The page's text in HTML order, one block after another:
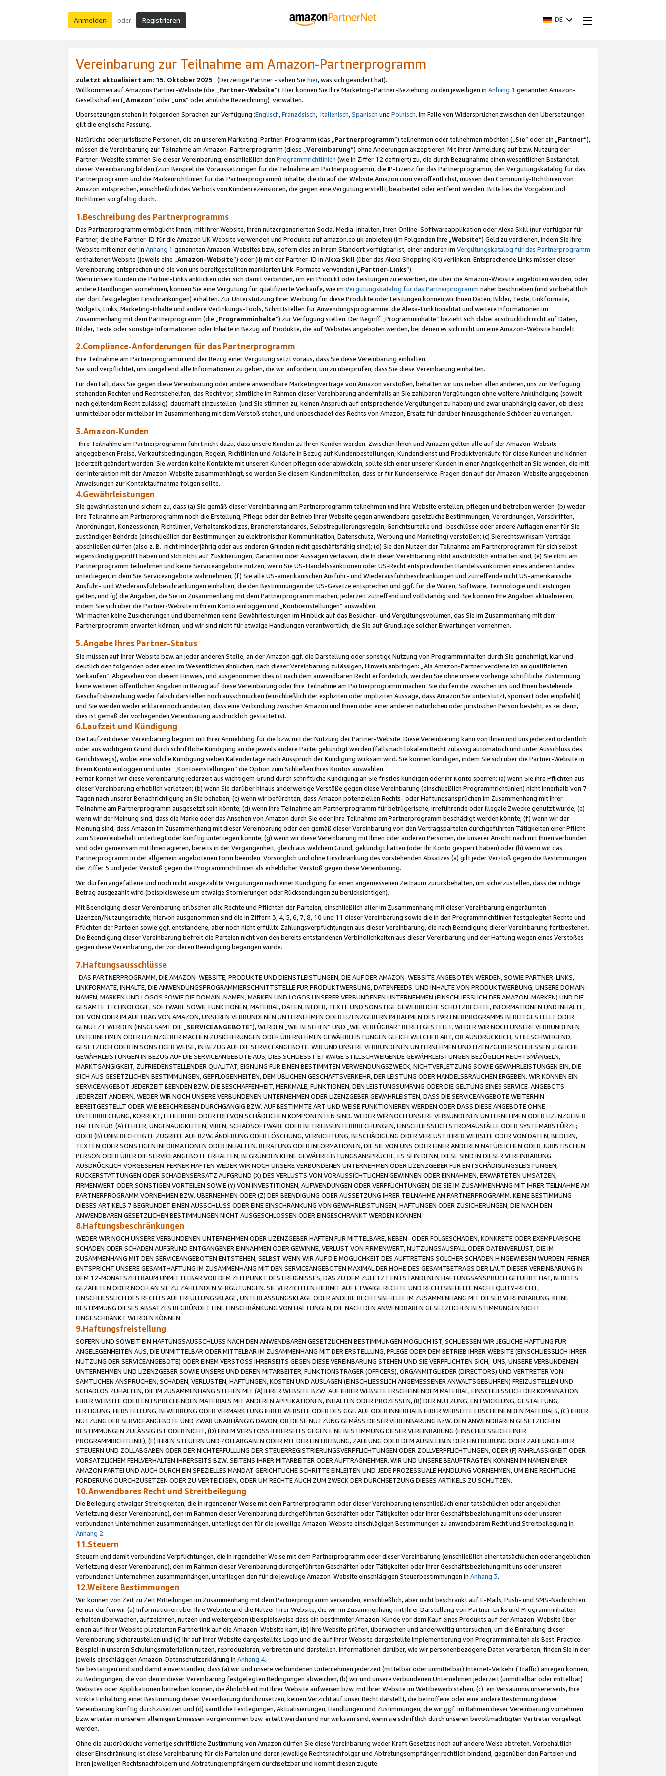
Anmelden oder Registrieren DE
Vereinbarung zur Teilnahme am Amazon-Partnerprogramm
zuletzt aktualisiert am: 15. Oktober 2025 (Derzeitige Partner - sehen Sie hier, was sich geändert hat).
Willkommen auf Amazons Partner-Website (die „Partner-Website“). Hier können Sie Ihre Marketing-Partner-Beziehung zu den jeweiligen in Anhang 1 genannten Amazon-
Gesellschaften („Amazon“ oder „uns“ oder ähnliche Bezeichnung) verwalten.
Übersetzungen stehen in folgenden Sprachen zur Verfügung :Englisch,Französisch, Italienisch,Spanisch und Polnisch. Im Falle von Widersprüchen zwischen den Übersetzungen
gilt die englische Fassung.
Natürliche oder juristische Personen, die an unserem Marketing-Partner-Programm (das „Partnerprogramm“) teilnehmen oder teilnehmen möchten („Sie“ oder ein „Partner“),
müssen die Vereinbarung zur Teilnahme am Amazon-Partnerprogramm (diese „Vereinbarung“) ohne Änderungen akzeptieren. Mit Ihrer Anmeldung auf bzw. Nutzung der
Partner-Website stimmen Sie dieser Vereinbarung, einschließlich den Programmrichtlinien (wie in Ziffer 12 definiert) zu, die durch Bezugnahme einen wesentlichen Bestandteil
dieser Vereinbarung bilden (zum Beispiel die Voraussetzungen für die Teilnahme am Partnerprogramm, die IP-Lizenz für das Partnerprogramm, den Vergütungskatalog für das
Partnerprogramm und die Markenrichtlinien für das Partnerprogramm). Inhalte, die du auf der Website Amazon.com veröffentlichst, müssen den Community-Richtlinien von
Amazon entsprechen, einschließlich des Verbots von Kundenrezensionen, die gegen eine Vergütung erstellt, bearbeitet oder entfernt werden. Bitte lies die Vorgaben und
Richtlinien sorgfältig durch.
1.Beschreibung des Partnerprogramms
Das Partnerprogramm ermöglicht Ihnen, mit Ihrer Website, Ihren nutzergenerierten Social Media-Inhalten, Ihren Online-Softwareapplikation oder Alexa Skill (nur verfügbar für
Partner, die eine Partner-ID für die Amazon UK Website verwenden und Produkte auf amazon.co.uk anbieten) (im Folgenden Ihre „ Website“) Geld zu verdienen, indem Sie Ihre
Website mit einer der in Anhang 1 genannten Amazon-Websites bzw., sofern dies an Ihrem Standort verfügbar ist, einer anderen im Vergütungskatalog für das Partnerprogramm
enthaltenen Website (jeweils eine „ Amazon-Website“) oder (ii) mit der Partner-ID in Alexa Skill (über das Alexa Shopping Kit) verlinken. Entsprechende Links müssen dieser
Vereinbarung entsprechen und die von uns bereitgestellten markierten Link-Formate verwenden („ Partner-Links“).
Wenn unsere Kunden die Partner-Links anklicken oder sich damit verbinden, um ein Produkt oder Leistungen zu erwerben, die über die Amazon-Website angeboten werden, oder
andere Handlungen vornehmen, können Sie eine Vergütung für qualifizierte Verkäufe, wie im Vergütungskatalog für das Partnerprogramm näher beschrieben (und vorbehaltlich
der dort festgelegten Einschränkungen) erhalten. Zur Unterstützung Ihrer Werbung für diese Produkte oder Leistungen können wir Ihnen Daten, Bilder, Texte, Linkformate,
Widgets, Links, Marketing-Inhalte und andere Verlinkungs-Tools, Schnittstellen für Anwendungsprogramme, die Alexa-Funktionalität und weitere Informationen im
Zusammenhang mit dem Partnerprogramm (die „ Programminhalte“) zur Verfügung stellen. Der Begriff „Programminhalte“ bezieht sich dabei ausdrücklich nicht auf Daten,
Bilder, Texte oder sonstige Informationen oder Inhalte in Bezug auf Produkte, die auf Websites angeboten werden, bei denen es sich nicht um eine Amazon-Website handelt.
2.Compliance-Anforderungen für das Partnerprogramm
Ihre Teilnahme am Partnerprogramm und der Bezug einer Vergütung setzt voraus, dass Sie diese Vereinbarung einhalten.
Sie sind verpflichtet, uns umgehend alle Informationen zu geben, die wir anfordern, um zu überprüfen, dass Sie diese Vereinbarung einhalten.
Für den Fall, dass Sie gegen diese Vereinbarung oder andere anwendbare Marketingverträge von Amazon verstoßen, behalten wir uns neben allen anderen, uns zur Verfügung
stehenden Rechten und Rechtsbehelfen, das Recht vor, sämtliche im Rahmen dieser Vereinbarung andernfalls an Sie zahlbaren Vergütungen ohne weitere Ankündigung (soweit
nach geltendem Recht zulässig) dauerhaft einzustellen (und Sie stimmen zu, keinen Anspruch auf entsprechende Vergütungen zu haben) und zwar unabhängig davon, ob diese
unmittelbar oder mittelbar im Zusammenhang mit dem Verstoß stehen, und unbeschadet des Rechts von Amazon, Ersatz für darüber hinausgehende Schäden zu verlangen.
3.Amazon-Kunden
Ihre Teilnahme am Partnerprogramm führt nicht dazu, dass unsere Kunden zu Ihren Kunden werden. Zwischen Ihnen und Amazon gelten alle auf der Amazon-Website
angegebenen Preise, Verkaufsbedingungen, Regeln, Richtlinien und Abläufe in Bezug auf Kundenbestellungen, Kundendienst und Produktverkäufe für diese Kunden und können
jederzeit geändert werden. Sie werden keine Kontakte mit unseren Kunden pflegen oder abwickeln; sollte sich einer unserer Kunden in einer Angelegenheit an Sie wenden, die mit
der Interaktion mit der Amazon-Website zusammenhängt, so werden Sie diesem Kunden mitteilen, dass er für Kundenservice-Fragen den auf der Amazon-Website angegebenen
Anweisungen zur Kontaktaufnahme folgen sollte.
4.Gewährleistungen
Sie gewährleisten und sichern zu, dass (a) Sie gemäß dieser Vereinbarung am Partnerprogramm teilnehmen und Ihre Website erstellen, pflegen und betreiben werden; (b) weder
Ihre Teilnahme am Partnerprogramm noch die Erstellung, Pflege oder der Betrieb Ihrer Website gegen anwendbare gesetzliche Bestimmungen, Verordnungen, Vorschriften,
Anordnungen, Konzessionen, Richtlinien, Verhaltenskodizes, Branchenstandards, Selbstregulierungsregeln, Gerichtsurteile und -beschlüsse oder andere Auflagen einer für Sie
zuständigen Behörde (einschließlich der Bestimmungen zu elektronischer Kommunikation, Datenschutz, Werbung und Marketing) verstoßen; (c) Sie rechtswirksam Verträge
abschließen dürfen (also z. B. nicht minderjährig oder aus anderen Gründen nicht geschäftsfähig sind); (d) Sie den Nutzen der Teilnahme am Partnerprogramm für sich selbst
eigenständig geprüft haben und sich nicht auf Zusicherungen, Garantien oder Aussagen verlassen, die in dieser Vereinbarung nicht ausdrücklich enthalten sind; (e) Sie nicht am
Partnerprogramm teilnehmen und keine Serviceangebote nutzen, wenn Sie US-Handelssanktionen oder US-Recht entsprechenden Handelssanktionen eines anderen Landes
unterliegen, in dem Sie Serviceangebote wahrnehmen; (f) Sie alle US-amerikanischen Ausfuhr- und Wiederausfuhrbeschränkungen und zutreffende nicht US-amerikanische
Ausfuhr- und Wiederausfuhrbeschränkungen einhalten, die den Bestimmungen der US-Gesetze entsprechen und ggf. für die Waren, Software, Technologie und Leistungen
gelten, und (g) die Angaben, die Sie im Zusammenhang mit dem Partnerprogramm machen, jederzeit zutreffend und vollständig sind. Sie können Ihre Angaben aktualisieren,
indem Sie sich über die Partner-Website in Ihrem Konto einloggen und „Kontoeinstellungen“ auswählen.
Wir machen keine Zusicherungen und übernehmen keine Gewährleistungen im Hinblick auf das Besucher- und Vergütungsvolumen, das Sie im Zusammenhang mit dem
Partnerprogramm erwarten können, und wir sind nicht für etwaige Handlungen verantwortlich, die Sie auf Grundlage solcher Erwartungen vornehmen.
5.Angabe Ihres Partner-Status
Sie müssen auf Ihrer Website bzw. an jeder anderen Stelle, an der Amazon ggf. die Darstellung oder sonstige Nutzung von Programminhalten durch Sie genehmigt, klar und
deutlich den folgenden oder einen im Wesentlichen ähnlichen, nach dieser Vereinbarung zulässigen, Hinweis anbringen: „Als Amazon-Partner verdiene ich an qualifizierten
Verkäufen“. Abgesehen von diesem Hinweis, und ausgenommen dies ist nach dem anwendbaren Recht erforderlich, werden Sie ohne unsere vorherige schriftliche Zustimmung
keine weiteren öffentlichen Angaben in Bezug auf diese Vereinbarung oder Ihre Teilnahme am Partnerprogramm machen. Sie dürfen die zwischen uns und Ihnen bestehende
Geschäftsbeziehung weder falsch darstellen noch ausschmücken (einschließlich der expliziten oder impliziten Aussage, dass Amazon Sie unterstützt, sponsert oder empfiehlt)
und Sie werden weder erklären noch andeuten, dass eine Verbindung zwischen Amazon und Ihnen oder einer anderen natürlichen oder juristischen Person besteht, es sei denn,
dies ist gemäß der vorliegenden Vereinbarung ausdrücklich gestattet ist.
6.Laufzeit und Kündigung
Die Laufzeit dieser Vereinbarung beginnt mit Ihrer Anmeldung für die bzw. mit der Nutzung der Partner-Website. Diese Vereinbarung kann von Ihnen und uns jederzeit ordentlich
oder aus wichtigem Grund durch schriftliche Kündigung an die jeweils andere Partei gekündigt werden (falls nach lokalem Recht zulässig automatisch und unter Ausschluss des
Gerichtswegs), wobei eine solche Kündigung sieben Kalendertage nach Ausspruch der Kündigung wirksam wird. Sie können kündigen, indem Sie sich über die Partner-Website in
Ihrem Konto einloggen und unter „Kontoeinstellungen“ die Option zum Schließen Ihres Kontos auswählen.
Ferner können wir diese Vereinbarung jederzeit aus wichtigem Grund durch schriftliche Kündigung an Sie fristlos kündigen oder Ihr Konto sperren: (a) wenn Sie Ihre Pflichten aus
dieser Vereinbarung erheblich verletzen; (b) wenn Sie darüber hinaus anderweitige Verstöße gegen diese Vereinbarung (einschließlich Programmrichtlinien) nicht innerhalb von 7
Tagen nach unserer Benachrichtigung an Sie beheben; (c) wenn wir befürchten, dass Amazon potenziellen Rechts- oder Haftungsansprüchen im Zusammenhang mit Ihrer
Teilnahme am Partnerprogramm ausgesetzt sein könnte; (d) wenn Ihre Teilnahme am Partnerprogramm für betrügerische, irreführende oder illegale Zwecke genutzt wurde; (e)
wenn wir der Meinung sind, dass die Marke oder das Ansehen von Amazon durch Sie oder Ihre Teilnahme am Partnerprogramm beschädigt werden könnte; (f) wenn wir der
Meinung sind, dass Amazon im Zusammenhang mit dieser Vereinbarung oder den gemäß dieser Vereinbarung von den Vertragsparteien durchgeführten Tätigkeiten einer Pflicht
zum Steuereinbehalt unterliegt oder künftig unterliegen könnte; (g) wenn wir diese Vereinbarung mit Ihnen oder anderen Personen, die unserer Ansicht nach mit Ihnen verbunden
sind oder gemeinsam mit Ihnen agieren, bereits in der Vergangenheit, gleich aus welchem Grund, gekündigt hatten (oder Ihr Konto gesperrt haben) oder (h) wenn wir das
Partnerprogramm in der allgemein angebotenen Form beenden. Vorsorglich und ohne Einschränkung des vorstehenden Absatzes (a) gilt jeder Verstoß gegen die Bestimmungen
der Ziffer 5 und jeder Verstoß gegen die Programmrichtlinien als erheblicher Verstoß gegen diese Vereinbarung.
Wir dürfen angefallene und noch nicht ausgezahlte Vergütungen nach einer Kündigung für einen angemessenen Zeitraum zurückbehalten, um sicherzustellen, dass der richtige
Betrag ausgezahlt wird (beispielsweise um etwaige Stornierungen oder Rücksendungen zu berücksichtigen).
Mit Beendigung dieser Vereinbarung erlöschen alle Rechte und Pflichten der Parteien, einschließlich aller im Zusammenhang mit dieser Vereinbarung eingeräumten
Lizenzen/Nutzungsrechte; hiervon ausgenommen sind die in Ziffern 3, 4, 5, 6, 7, 8, 10 und 11 dieser Vereinbarung sowie die in den Programmrichtlinien festgelegten Rechte und
Pflichten der Parteien sowie ggf. entstandene, aber noch nicht erfüllte Zahlungsverpflichtungen aus dieser Vereinbarung, die nach Beendigung dieser Vereinbarung fortbestehen.
Die Beendigung dieser Vereinbarung befreit die Parteien nicht von den bereits entstandenen Verbindlichkeiten aus dieser Vereinbarung und der Haftung wegen eines Verstoßes
gegen diese Vereinbarung, der vor deren Beendigung begangen wurde.
7.Haftungsausschlüsse
DAS PARTNERPROGRAMM, DIE AMAZON-WEBSITE, PRODUKTE UND DIENSTLEISTUNGEN, DIE AUF DER AMAZON-WEBSITE ANGEBOTEN WERDEN, SOWIE PARTNER-LINKS,
LINKFORMATE, INHALTE, DIE ANWENDUNGSPROGRAMMIERSCHNITTSTELLE FÜR PRODUKTWERBUNG, DATENFEEDS UND INHALTE VON PRODUKTWERBUNG, UNSERE DOMAIN-
NAMEN, MARKEN UND LOGOS SOWIE DIE DOMAIN-NAMEN, MARKEN UND LOGOS UNSERER VERBUNDENEN UNTERNEHMEN (EINSCHLIESSLICH DER AMAZON-MARKEN) UND DIE
GESAMTE TECHNOLOGIE, SOFTWARE SOWIE FUNKTIONEN, MATERIAL, DATEN, BILDER, TEXTE UND SONSTIGE GEWERBLICHE SCHUTZRECHTE, INFORMATIONEN UND INHALTE,
DIE VON ODER IM AUFTRAG VON AMAZON, UNSEREN VERBUNDENEN UNTERNEHMEN ODER LIZENZGEBERN IM RAHMEN DES PARTNERPROGRAMMS BEREITGESTELLT ODER
GENUTZT WERDEN (INSGESAMT DIE „ SERVICEANGEBOTE“), WERDEN „WIE BESEHEN“ UND „WIE VERFÜGBAR“ BEREITGESTELLT. WEDER WIR NOCH UNSERE VERBUNDENEN
UNTERNEHMEN ODER LIZENZGEBER MACHEN ZUSICHERUNGEN ODER ÜBERNEHMEN GEWÄHRLEISTUNGEN GLEICH WELCHER ART, OB AUSDRÜCKLICH, STILLSCHWEIGEND,
GESETZLICH ODER IN SONSTIGER WEISE, IN BEZUG AUF DIE SERVICEANGEBOTE. WIR UND UNSERE VERBUNDENEN UNTERNEHMEN UND LIZENZGEBER SCHLIESSEN JEGLICHE
GEWÄHRLEISTUNGEN IN BEZUG AUF DIE SERVICEANGEBOTE AUS; DIES SCHLIESST ETWAIGE STILLSCHWEIGENDE GEWÄHRLEISTUNGEN BEZÜGLICH RECHTSMÄNGELN,
MARKTGÄNGIGKEIT, ZUFRIEDENSTELLENDER QUALITÄT, EIGNUNG FÜR EINEN BESTIMMTEN VERWENDUNGSZWECK, NICHTVERLETZUNG SOWIE GEWÄHRLEISTUNGEN EIN, DIE
SICH AUS GESETZLICHEN BESTIMMUNGEN, GEPFLOGENHEITEN, DEM ÜBLICHEN GESCHÄFTSVERKEHR, DER LEISTUNG ODER HANDELSBRÄUCHEN ERGEBEN. WIR KÖNNEN EIN
SERVICEANGEBOT JEDERZEIT BEENDEN BZW. DIE BESCHAFFENHEIT, MERKMALE, FUNKTIONEN, DEN LEISTUNGSUMFANG ODER DIE GELTUNG EINES SERVICE-ANGEBOTS
JEDERZEIT ÄNDERN. WEDER WIR NOCH UNSERE VERBUNDENEN UNTERNEHMEN ODER LIZENZGEBER GEWÄHRLEISTEN, DASS DIE SERVICEANGEBOTE WEITERHIN
BEREITGESTELLT ODER WIE BESCHRIEBEN DURCHGÄNGIG BZW. AUF BESTIMMTE ART UND WEISE FUNKTIONIEREN WERDEN ODER DASS DIESE ANGEBOTE OHNE
UNTERBRECHUNG, KORREKT, FEHLERFREI ODER FREI VON SCHÄDLICHEN KOMPONENTEN SIND. WEDER WIR NOCH UNSERE VERBUNDENEN UNTERNEHMEN ODER LIZENZGEBER
HAFTEN FÜR: (A) FEHLER, UNGENAUIGKEITEN, VIREN, SCHADSOFTWARE ODER BETRIEBSUNTERBRECHUNGEN, EINSCHLIESSLICH STROMAUSFÄLLE ODER SYSTEMABSTÜRZE;
ODER (B) UNBERECHTIGTE ZUGRIFFE AUF BZW. ÄNDERUNG ODER LÖSCHUNG, VERNICHTUNG, BESCHÄDIGUNG ODER VERLUST IHRER WEBSITE ODER VON DATEN, BILDERN,
TEXTEN ODER SONSTIGEN INFORMATIONEN ODER INHALTEN. BERATUNG ODER INFORMATIONEN, DIE SIE VON UNS ODER EINER ANDEREN NATÜRLICHEN ODER JURISTISCHEN
PERSON ODER ÜBER DIE SERVICEANGEBOTE ERHALTEN, BEGRÜNDEN KEINE GEWÄHRLEISTUNGSANSPRÜCHE, ES SEIN DENN, DIESE SIND IN DIESER VEREINBARUNG
AUSDRÜCKLICH VORGESEHEN. FERNER HAFTEN WEDER WIR NOCH UNSERE VERBUNDENEN UNTERNEHMEN ODER LIZENZGEBER FÜR ENTSCHÄDIGUNGSLEISTUNGEN,
RÜCKERSTATTUNGEN ODER SCHADENSERSATZ AUFGRUND (X) DES VERLUSTS VON VORAUSSICHTLICHEN GEWINNEN ODER EINNAHMEN, ERWARTETEN UMSÄTZEN,
FIRMENWERT ODER SONSTIGEN VORTEILEN SOWIE (Y) VON INVESTITIONEN, AUFWENDUNGEN ODER VERPFLICHTUNGEN, DIE SIE IM ZUSAMMENHANG MIT IHRER TEILNAHME AM
PARTNERPROGRAMM VORNEHMEN BZW. ÜBERNEHMEN ODER (Z) DER BEENDIGUNG ODER AUSSETZUNG IHRER TEILNAHME AM PARTNERPROGRAMM. KEINE BESTIMMUNG
DIESES ARTIKELS 7 BEGRÜNDET EINEN AUSSCHLUSS ODER EINE EINSCHRÄNKUNG VON GEWÄHRLEISTUNGEN, HAFTUNGEN ODER ZUSICHERUNGEN, DIE NACH DEN
ANWENDBAREN GESETZLICHEN BESTIMMUNGEN NICHT AUSGESCHLOSSEN ODER EINGESCHRÄNKT WERDEN KÖNNEN.
8.Haftungsbeschränkungen
WEDER WIR NOCH UNSERE VERBUNDENEN UNTERNEHMEN ODER LIZENZGEBER HAFTEN FÜR MITTELBARE, NEBEN- ODER FOLGESCHÄDEN, KONKRETE ODER EXEMPLARISCHE
SCHÄDEN ODER SCHÄDEN AUFGRUND ENTGANGENER EINNAHMEN ODER GEWINNE, VERLUST VON FIRMENWERT, NUTZUNGSAUSFALL ODER DATENVERLUST, DIE IM
ZUSAMMENHANG MIT DEN SERVICEANGEBOTEN ENTSTEHEN, SELBST WENN WIR AUF DIE MÖGLICHKEIT DES AUFTRETENS SOLCHER SCHÄDEN HINGEWIESEN WURDEN. FERNER
ENTSPRICHT UNSERE GESAMTHAFTUNG IM ZUSAMMENHANG MIT DEN SERVICEANGEBOTEN MAXIMAL DER HÖHE DES GESAMTBETRAGS DER LAUT DIESER VEREINBARUNG IN
DEM 12-MONATSZEITRAUM UNMITTELBAR VOR DEM ZEITPUNKT DES EREIGNISSES, DAS ZU DEM ZULETZT ENTSTANDENEN HAFTUNGSANSPRUCH GEFÜHRT HAT, BEREITS
GEZAHLTEN ODER NOCH AN SIE ZU ZAHLENDEN VERGÜTUNGEN. SIE VERZICHTEN HIERMIT AUF ETWAIGE RECHTE UND RECHTSBEHELFE NACH EQUITY-RECHT,
EINSCHLIESSLICH DES RECHTS AUF ERFÜLLUNGSKLAGE, UNTERLASSUNGSKLAGE ODER ANDERE RECHTSBEHELFE IM ZUSAMMENHANG MIT DIESER VEREINBARUNG. KEINE
BESTIMMUNG DIESES ABSATZES BEGRÜNDET EINE EINSCHRÄNKUNG VON HAFTUNGEN, DIE NACH DEN ANWENDBAREN GESETZLICHEN BESTIMMUNGEN NICHT
EINGESCHRÄNKT WERDEN KÖNNEN.
9.Haftungsfreistellung
SOFERN UND SOWEIT EIN HAFTUNGSAUSSCHLUSS NACH DEN ANWENDBAREN GESETZLICHEN BESTIMMUNGEN MÖGLICH IST, SCHLIESSEN WIR JEGLICHE HAFTUNG FÜR
ANGELEGENHEITEN AUS, DIE UNMITTELBAR ODER MITTELBAR IM ZUSAMMENHANG MIT DER ERSTELLUNG, PFLEGE ODER DEM BETRIEB IHRER WEBSITE (EINSCHLIESSLICH IHRER
NUTZUNG DER SERVICEANGEBOTE) ODER EINEM VERSTOSS IHRERSEITS GEGEN DIESE VEREINBARUNG STEHEN UND SIE VERPFLICHTEN SICH, UNS, UNSERE VERBUNDENEN
UNTERNEHMEN UND LIZENZGEBER SOWIE UNSERE UND DEREN MITARBEITER, FUNKTIONSTRÄGER (OFFICERS), ORGANMITGLIEDER (DIRECTORS) UND VERTRETER VON
SÄMTLICHEN ANSPRÜCHEN, SCHÄDEN, VERLUSTEN, HAFTUNGEN, KOSTEN UND AUSLAGEN (EINSCHLIESSLICH ANGEMESSENER ANWALTSGEBÜHREN) FREIZUSTELLEN UND
SCHADLOS ZUHALTEN, DIE IM ZUSAMMENHANG STEHEN MIT (A) IHRER WEBSITE BZW. AUF IHRER WEBSITE ERSCHEINENDEM MATERIAL, EINSCHLIESSLICH DER KOMBINATION
IHRER WEBSITE ODER ENTSPRECHENDEN MATERIALS MIT ANDEREN APPLIKATIONEN, INHALTEN ODER PROZESSEN, (B) DER NUTZUNG, ENTWICKLUNG, GESTALTUNG,
FERTIGUNG, HERSTELLUNG, BEWERBUNG ODER VERMARKTUNG IHRER WEBSITE ODER DES GGF. AUF ODER INNERHALB IHRER WEBSEITE ERSCHEINENDEN MATERIALS, (C) IHRER
NUTZUNG DER SERVICEANGEBOTE UND ZWAR UNABHÄNGIG DAVON, OB DIESE NUTZUNG GEMÄSS DIESER VEREINBARUNG BZW. DEN ANWENDBAREN GESETZLICHEN
BESTIMMUNGEN ZULÄSSIG IST ODER NICHT, (D) EINEM VERSTOSS IHRERSEITS GEGEN EINE BESTIMMUNG DIESER VEREINBARUNG (EINSCHLIESSLICH EINER
PROGRAMMRICHTLINIE), (E) IHREN STEUERN UND ZOLLABGABEN ODER MIT DER EINTREIBUNG, ZAHLUNG ODER DEM AUSBLEIBEN DER EINTREIBUNG ODER ZAHLUNG IHRER
STEUERN UND ZOLLABGABEN ODER DER NICHTERFÜLLUNG DER STEUERREGISTRIERUNGSVERPFLICHTUNGEN ODER ZOLLVERPFLICHTUNGEN, ODER (F) FAHRLÄSSIGKEIT ODER
VORSÄTZLICHEM FEHLVERHALTEN IHRERSEITS BZW. SEITENS IHRER MITARBEITER ODER AUFTRAGNEHMER. WIR UND UNSERE BEAUFTRAGTEN KÖNNEN IM NAMEN EINER
AMAZON PARTEI UND AUCH DURCH EIN SPEZIELLES MANDAT GERICHTLICHE SCHRITTE EINLEITEN UND JEDE PROZESSUALE HANDLUNG VORNEHMEN, UM EINE RECHTLICHE
FORDERUNG DURCHZUSETZEN ODER ZU VERTEIDIGEN, ODER UM RECHTE AUCH ZUM ZWECK DER DURCHSETZUNG DIESES ARTIKELS ZU SCHÜTZEN.
10.Anwendbares Recht und Streitbeilegung
Die Beilegung etwaiger Streitigkeiten, die in irgendeiner Weise mit dem Partnerprogramm oder dieser Vereinbarung (einschließlich einer tatsächlichen oder angeblichen
Verletzung dieser Vereinbarung), den im Rahmen dieser Vereinbarung durchgeführten Geschäften oder Tätigkeiten oder Ihrer Geschäftsbeziehung mit uns oder unseren
verbundenen Unternehmen zusammenhängen, unterliegt den für die jeweilige Amazon-Website einschlägigen Bestimmungen zu anwendbarem Recht und Streitbeilegung in
Anhang 2.
11.Steuern
Steuern und damit verbundene Verpflichtungen, die in irgendeiner Weise mit dem Partnerprogramm oder dieser Vereinbarung (einschließlich einer tatsächlichen oder angeblichen
Verletzung dieser Vereinbarung), den im Rahmen dieser Vereinbarung durchgeführten Geschäften oder Tätigkeiten oder Ihrer Geschäftsbeziehung mit uns oder unseren
verbundenen Unternehmen zusammenhängen, unterliegen den für die jeweilige Amazon-Website einschlägigen Steuerbestimmungen in Anhang 3.
12.Weitere Bestimmungen
Wir können von Zeit zu Zeit Mitteilungen im Zusammenhang mit dem Partnerprogramm versenden, einschließlich, aber nicht beschränkt auf E-Mails, Push- und SMS-Nachrichten.
Ferner dürfen wir (a) Informationen über Ihre Website und die Nutzer Ihrer Website, die wir im Zusammenhang mit Ihrer Darstellung von Partner-Links und Programminhalten
erhalten überwachen, aufzeichnen, nutzen und weitergeben (beispielsweise dass ein bestimmter Amazon-Kunde vor dem Kauf eines Produkts auf der Amazon-Website über
einen auf Ihrer Website platzierten Partnerlink auf die Amazon-Website kam, (b) Ihre Website prüfen, überwachen und anderweitig untersuchen, um die Einhaltung dieser
Vereinbarung sicherzustellen und (c) Ihr auf Ihrer Website dargestelltes Logo und die auf Ihrer Website dargestellte Implementierung von Programminhalten als Best-Practice-
Beispiel in unseren Schulungsmaterialien nutzen, reproduzieren, verbreiten und darstellen. Informationen darüber, wie wir personenbezogene Daten verarbeiten, finden Sie in der
jeweils einschlägigen Amazon-Datenschutzerklärung in Anhang 4.
Sie bestätigen und sind damit einverstanden, dass (a) wir und unsere verbundenen Unternehmen jederzeit (mittelbar oder unmittelbar) Internet-Verkehr (Traffic) anregen können,
zu Bedingungen, die von den in dieser Vereinbarung festgelegten Bedingungen abweichen, (b) wir und unsere verbundenen Unternehmen jederzeit (unmittelbar oder mittelbar)
Websites oder Applikationen betreiben können, die Ähnlichkeit mit Ihrer Website aufweisen bzw. mit Ihrer Website im Wettbewerb stehen, (c) ein Versäumnis unsererseits, Ihre
strikte Einhaltung einer Bestimmung dieser Vereinbarung durchzusetzen, keinen Verzicht auf unser Recht darstellt, die betroffene oder eine andere Bestimmung dieser
Vereinbarung künftig durchzusetzen und (d) sämtliche Festlegungen, Aktualisierungen, Handlungen und Zustimmungen, die wir ggf. im Rahmen dieser Vereinbarung vornehmen
bzw. erteilen in unserem alleinigen Ermessen vorgenommen bzw. erteilt werden und nur wirksam sind, wenn sie schriftlich durch unseren bevollmächtigten Vertreter vorgelegt
werden.
Ohne die ausdrückliche vorherige schriftliche Zustimmung von Amazon dürfen Sie diese Vereinbarung weder Kraft Gesetzes noch auf andere Weise abtreten. Vorbehaltlich
dieser Einschränkung ist diese Vereinbarung für die Parteien und deren jeweilige Rechtsnachfolger und Abtretungsempfänger rechtlich bindend, gegenüber den Parteien und
ihren jeweiligen Rechtsnachfolgern und Abtretungsempfängern durchsetzbar und kommt diesen zugute.